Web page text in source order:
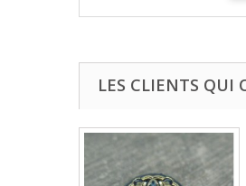
LES CLIENTS QUI